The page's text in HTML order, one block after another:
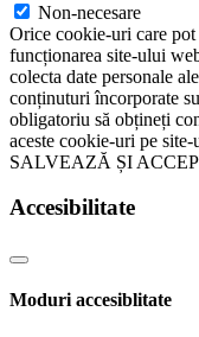
Non-necesare
Orice cookie-uri care pot
funcționarea site-ului
colecta date personale
conținuturi încorporate
obligatoriu să obțineți
aceste cookie-uri pe
SALVEAZĂ ȘI
Accesibilitate
Moduri accesiblitate